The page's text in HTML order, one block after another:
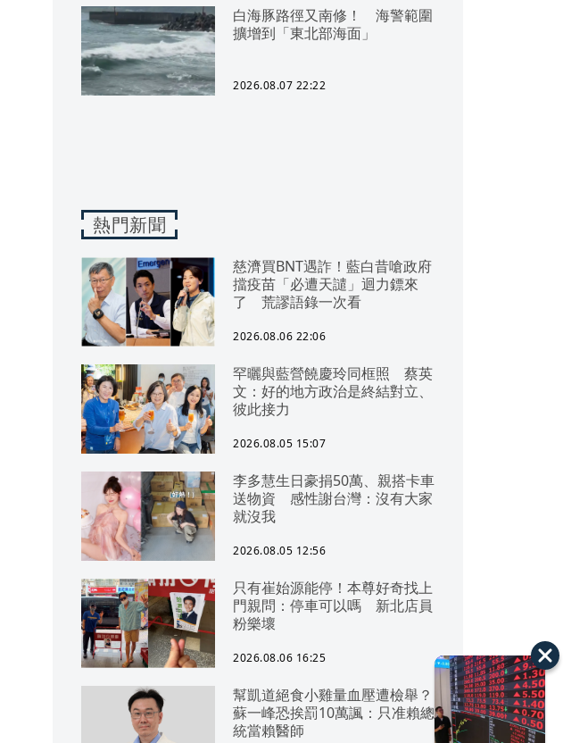
白海豚路徑又南修！ 海警範圍
擴增到「東北部海面」
2026.08.07 22:22
熱門新聞
慈濟買BNT遇詐！藍白昔嗆政府
擋疫苗「必遭天譴」迴力鏢來
了 荒謬語錄一次看
2026.08.06 22:06
罕曬與藍營饒慶玲同框照 蔡英
文：好的地方政治是終結對立、
彼此接力
2026.08.05 15:07
李多慧生日豪捐50萬、親搭卡車
送物資 感性謝台灣：沒有大家
就沒我
2026.08.05 12:56
只有崔始源能停！本尊好奇找上
門親問：停車可以嗎 新北店員
粉樂壞
2026.08.06 16:25
幫凱道絕食小雞量血壓遭檢舉？
蘇一峰恐挨罰10萬諷：只准賴總
統當賴醫師